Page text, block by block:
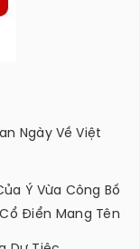
Ngày Về Việt
Ý Vừa Công Bố
Điển Mang Tên